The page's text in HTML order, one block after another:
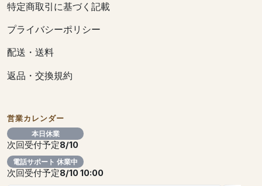
特定商取引に基づく記載
プライバシーポリシー
配送・送料
返品・交換規約
営業カレンダー
本日休業
次回受付予定8/10
電話サポート 休業中
次回受付予定8/10 10:00